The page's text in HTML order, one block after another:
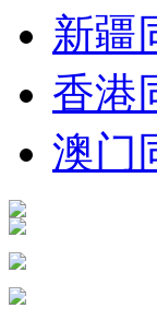
新疆
香港
澳门